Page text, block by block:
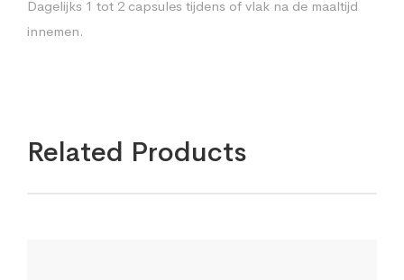
Dagelijks 1 tot 2 capsules tijdens of vlak na de maaltijd
innemen.
Related Products